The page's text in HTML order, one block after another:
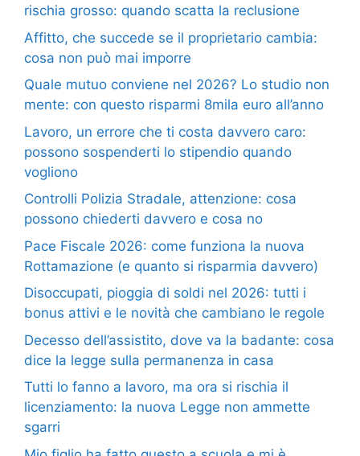
rischia grosso: quando scatta la reclusione
Affitto, che succede se il proprietario cambia:
cosa non può mai imporre
Quale mutuo conviene nel 2026? Lo studio non
mente: con questo risparmi 8mila euro all’anno
Lavoro, un errore che ti costa davvero caro:
possono sospenderti lo stipendio quando
vogliono
Controlli Polizia Stradale, attenzione: cosa
possono chiederti davvero e cosa no
Pace Fiscale 2026: come funziona la nuova
Rottamazione (e quanto si risparmia davvero)
Disoccupati, pioggia di soldi nel 2026: tutti i
bonus attivi e le novità che cambiano le regole
Decesso dell’assistito, dove va la badante: cosa
dice la legge sulla permanenza in casa
Tutti lo fanno a lavoro, ma ora si rischia il
licenziamento: la nuova Legge non ammette
sgarri